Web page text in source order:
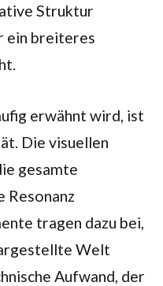
Struktur
ein breiteres
erwähnt wird, ist
Die visuellen
gesamte
Resonanz
tragen dazu bei,
Welt
Aufwand, der